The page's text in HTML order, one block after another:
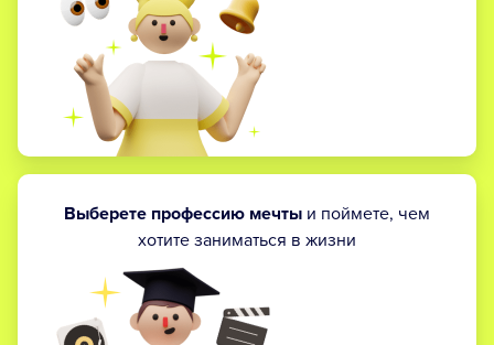
Выберете профессию мечты и поймете, чем
хотите заниматься в жизни